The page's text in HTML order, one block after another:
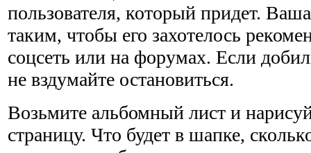
пользователя, который придет. Ваша
таким, чтобы его захотелось
соцсеть или на форумах. Если
не вздумайте остановиться.
Возьмите альбомный лист и
страницу. Что будет в шапке,